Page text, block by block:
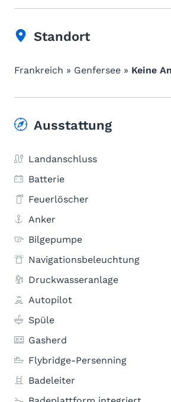
Standort
Frankreich » Genfersee » Keine
Ausstattung
Landanschluss
Batterie
Feuerlöscher
Anker
Bilgepumpe
Navigationsbeleuchtung
Druckwasseranlage
Autopilot
Spüle
Gasherd
Flybridge-Persenning
Badeleiter